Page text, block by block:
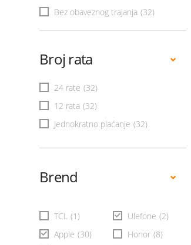
Bez obaveznog trajanja (32)
Broj rata
24 rate (32)
12 rata (32)
Jednokratno plaćanje (32)
Brend
TCL (1) Ulefone (2)
Apple (30) Honor (8)